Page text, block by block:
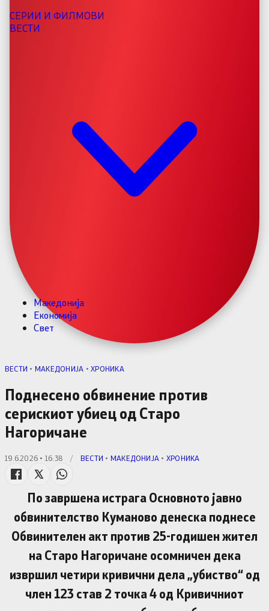
СЕРИИ И ФИЛМОВИ
ВЕСТИ
Македонија
Економија
Свет
ВЕСТИ • МАКЕДОНИЈА •ХРОНИКА
Поднесено обвинение против
серискиот убиец од Старо
Нагоричане
19.6.2026 • 16:38 / ВЕСТИ • МАКЕДОНИЈА • ХРОНИКА
По завршена истрага Основното јавно
обвинителство Куманово денеска поднесе
Обвинителен акт против 25-годишен жител
на Старо Нагоричане осомничен дека
извршил четири кривични дела „убиство“ од
член 123 став 2 точка 4 од Кривичниот